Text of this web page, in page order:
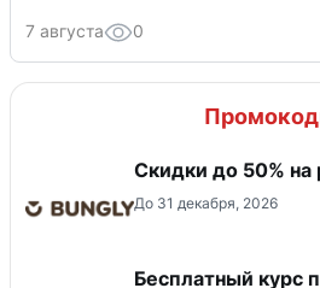
7 августа 0
Скидки до 50% на
До 31 декабря, 2026
Бесплатный курс